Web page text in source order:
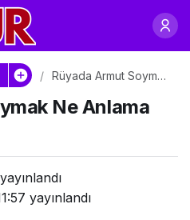
Rüyada Armut Soymak
Ne Anlama
yayınlandı
Paylaş